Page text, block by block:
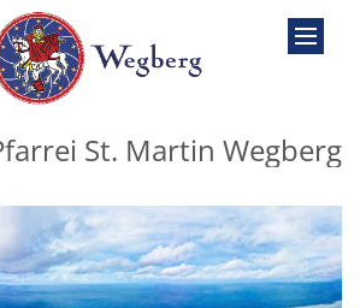
St. Martin Wegberg